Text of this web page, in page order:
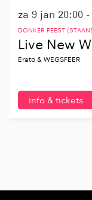
Live New
Erato & WEGSFEER
DONKER FEEST
za 9 jan 20:00
info & tickets